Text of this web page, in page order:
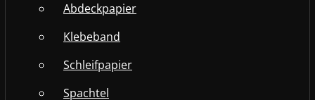
Abdeckpapier
Klebeband
Schleifpapier
Spachtel